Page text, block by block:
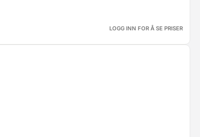
LOGG INN FOR Å SE PRISER